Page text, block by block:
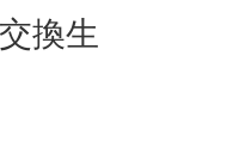
換生